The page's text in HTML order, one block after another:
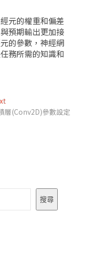
元的權重和偏差
預期輸出更加接
的參數，神經網
務所需的知識和
post:
層(Conv2D)參數設定
搜尋